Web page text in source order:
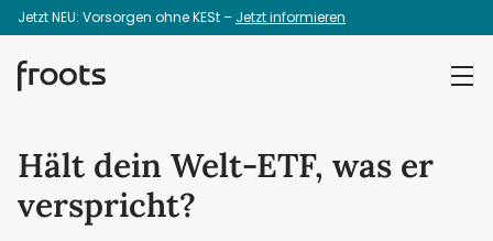
Jetzt NEU: Vorsorgen ohne KESt – Jetzt informieren
Hält dein Welt-ETF, was er
verspricht?